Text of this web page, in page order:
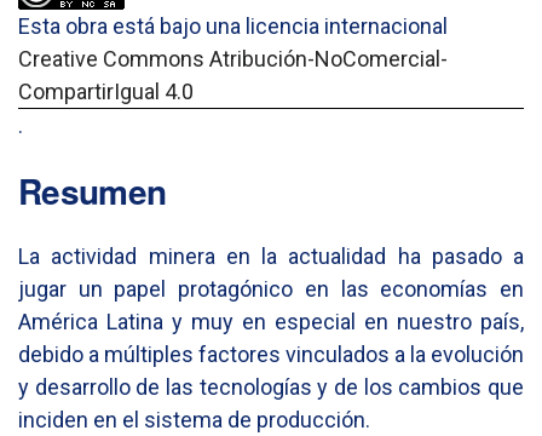
Esta obra está bajo una licencia internacional
Creative Commons Atribución-NoComercial-
CompartirIgual 4.0
.
Resumen
La actividad minera en la actualidad ha pasado a
jugar un papel protagónico en las economías en
América Latina y muy en especial en nuestro país,
debido a múltiples factores vinculados a la evolución
y desarrollo de las tecnologías y de los cambios que
inciden en el sistema de producción.